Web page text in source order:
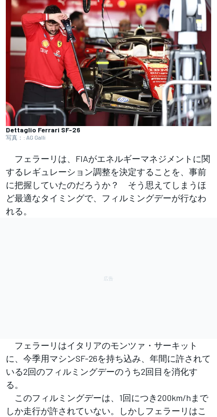
Dettaglio Ferrari SF-26
写真：: AG Galli
フェラーリは、FIAがエネルギーマネジメントに関
するレギュレーション調整を決定することを、事前
に把握していたのだろうか？ そう思えてしまうほ
ど最適なタイミングで、フィルミングデーが行なわ
れる。
フェラーリはイタリアのモンツァ・サーキット
に、今季用マシンSF-26を持ち込み、年間に許されて
いる2回のフィルミングデーのうち2回目を消化す
る。
このフィルミングデーは、1回につき200km/hまで
しか走行が許されていない。しかしフェラーリはこ